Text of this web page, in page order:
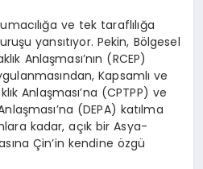
ve tek taraflılığa
yansıtıyor. Pekin, Bölgesel
Anlaşması’nın (RCEP)
Kapsamlı ve
Anlaşması’na (CPTPP) ve
(DEPA) katılma
kadar, açık bir Asya-
Çin’in kendine özgü